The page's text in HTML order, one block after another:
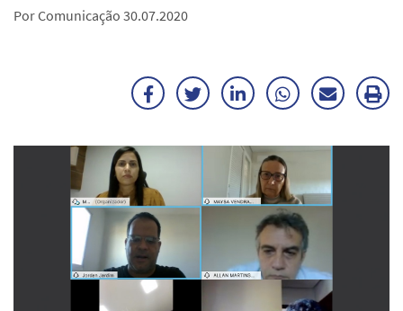
Por Comunicação 30.07.2020
FacebookTwitterLinkedInWhatsApp
Enviar